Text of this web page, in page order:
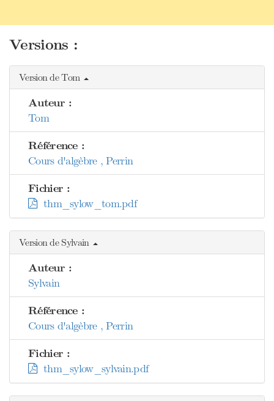
Versions :
Version de Tom
Auteur :
Tom
Référence :
Cours d'algèbre , Perrin
Fichier :
thm_sylow_tom.pdf
Version de Sylvain
Auteur :
Sylvain
Référence :
Cours d'algèbre , Perrin
Fichier :
thm_sylow_sylvain.pdf